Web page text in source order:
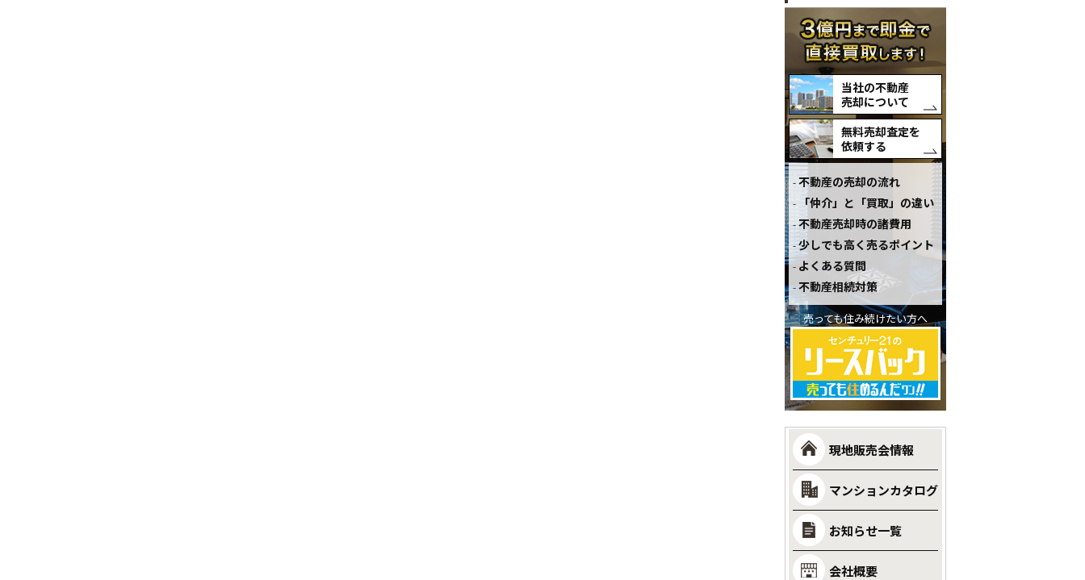
当社の不動産
売却について
無料売却査定を
依頼する
不動産の売却の流れ
「仲介」と「買取」の違い
不動産売却時の諸費用
少しでも高く売るポイント
よくある質問
不動産相続対策
売っても住み続けたい方へ
現地販売会情報
マンションカタログ
お知らせ一覧
会社概要